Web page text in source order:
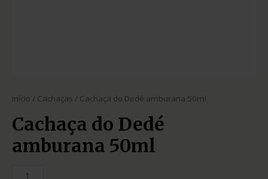
Início / Cachaças / Cachaça do Dedé amburana 50ml
Cachaça do Dedé
amburana 50ml